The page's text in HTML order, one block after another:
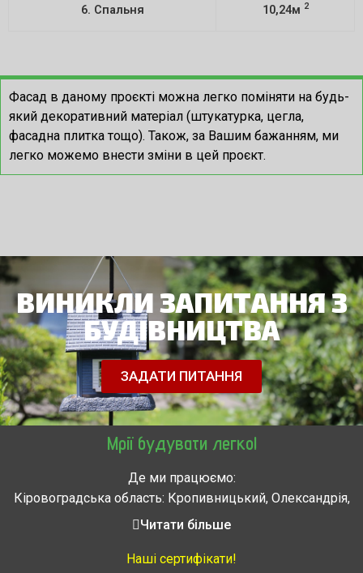
6. Спальня 10,24м 2
Фасад в даному проєкті можна легко поміняти на будь-
який декоративний матеріал (штукатурка, цегла,
фасадна плитка тощо). Також, за Вашим бажанням, ми
легко можемо внести зміни в цей проєкт.
ВИНИКЛИ ЗАПИТАННЯ З
БУДІВНИЦТВА
ЗАДАТИ ПИТАННЯ
Мрії будувати легко!
Де ми працюємо:
Кіровоградська область: Кропивницький, Олександрія,
Знам’янка, Долинська, Новоархангельськ, Світловодськ
Звенигородка, Золотоноша, Каменка, Канев, Корсунь-
Читати більше
Наші сертифікати!